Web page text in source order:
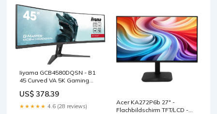
Iiyama GCB4580DQSN - B1
45 Curved VA 5K Gaming
Monitor AMD Ryzen
US$ 378.39
★★★★★ 4.6 (28 reviews)
Acer KA272P6b 27" -
Flachbildschirm TFT/LCD -